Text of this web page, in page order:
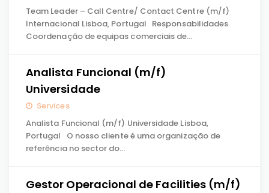
Team Leader – Call Centre/ Contact Centre (m/f)
Internacional Lisboa, Portugal Responsabilidades
Coordenação de equipas comerciais de…
Analista Funcional (m/f)
Universidade
Services
Analista Funcional (m/f) Universidade Lisboa,
Portugal O nosso cliente é uma organização de
referência no sector do…
Gestor Operacional de Facilities (m/f)